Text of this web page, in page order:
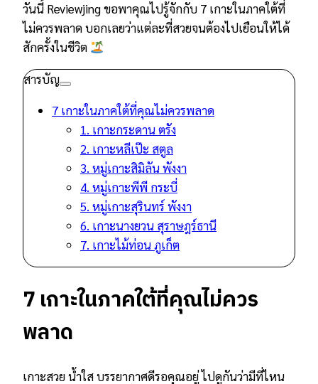
วันนี้ Reviewjing ขอพาคุณไปรู้จักกับ 7 เกาะในภาคใต้ที่
ไม่ควรพลาด บอกเลยว่าแต่ละที่สวยจนต้องไปเยือนให้ได้
สักครั้งในชีวิต
สารบัญ
7 เกาะในภาคใต้ที่คุณไม่ควรพลาด
1. เกาะกระดาน ตรัง
2. เกาะหลีเป๊ะ สตูล
3. หมู่เกาะสิมิลัน พังงา
4. หมู่เกาะพีพี กระบี่
5. หมู่เกาะสุรินทร์ พังงา
6. เกาะนางยวน สุราษฎร์ธานี
7. เกาะไม้ท่อน ภูเก็ต
7 เกาะในภาคใต้ที่คุณไม่ควร
พลาด
เกาะสวย น้ำใส บรรยากาศดีรอคุณอยู่ ไปดูกันว่ามีที่ไหน